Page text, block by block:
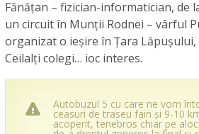
Fănățan – fizician-informatician, de
un circuit în Munții Rodnei – vârful
organizat o ieșire în Țara Lăpușului,
Ceilalți colegi… ioc interes.
Autobuzul 5 cu care ne vom
ceasuri de traseu fain și 9-10
acoperit, tenebros chiar pe